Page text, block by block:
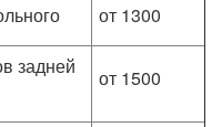
от 1300
задней
от 1500